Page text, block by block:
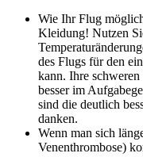
Wie Ihr Flug
Kleidung! Nutzen
des Flugs für den
kann. Ihre schweren
besser im
sind die deutlich
danken.
Wenn man sich
Venenthrombose)